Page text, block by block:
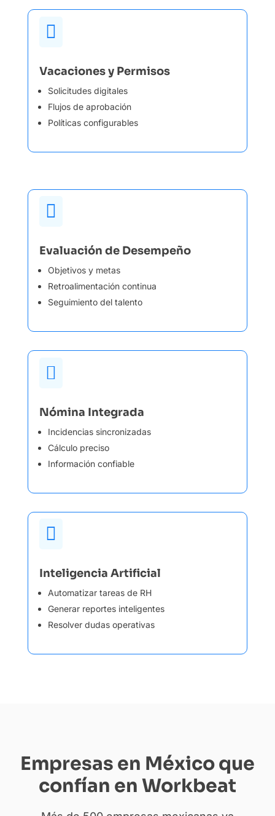

Vacaciones y Permisos
Solicitudes digitales
Flujos de aprobación
Políticas configurables

Evaluación de Desempeño
Objetivos y metas
Retroalimentación continua
Seguimiento del talento

Nómina Integrada
Incidencias sincronizadas
Cálculo preciso
Información confiable

Inteligencia Artificial
Automatizar tareas de RH
Generar reportes inteligentes
Resolver dudas operativas
Empresas en México que
confían en Workbeat